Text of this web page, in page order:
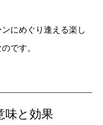
にめぐり逢える楽し
です。
味と効果